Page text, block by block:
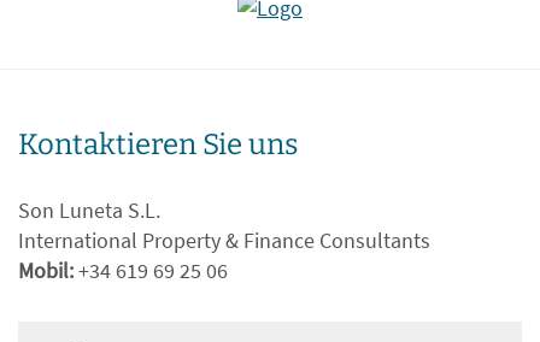
Kontaktieren Sie uns
Son Luneta S.L.
International Property & Finance Consultants
Mobil:+34 619 69 25 06